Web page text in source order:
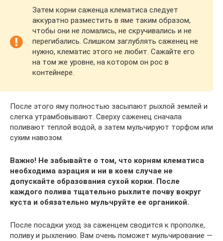
Затем корни саженца клематиса следует
аккуратно разместить в яме таким образом,
чтобы они не ломались, не скручивались и не
перегибались. Слишком заглублять саженец не
нужно, клематис этого не любит. Сажайте его
на том же уровне, на котором он рос в
контейнере.
После этого яму полностью засыпают рыхлой землей и
слегка утрамбовывают. Сверху саженец сначала
поливают теплой водой, а затем мульчируют торфом или
сухим навозом.
Важно! Не забывайте о том, что корням клематиса
необходима аэрация и ни в коем случае не
допускайте образования сухой корки. После
каждого полива тщательно рыхлите почву вокруг
куста и обязательно мульчруйте ее органикой.
После посадки уход за саженцем сводится к прополке,
поливу и рыхлению. Вам очень поможет мульчирование —